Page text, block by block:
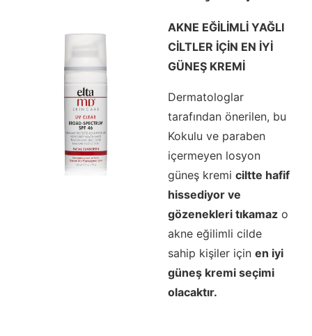
AKNE EĞİLİMLİ YAĞLI
CİLTLER İÇİN EN İYİ
GÜNEŞ KREMİ
Dermatologlar
tarafından önerilen, bu
Kokulu ve paraben
içermeyen losyon
güneş kremi ciltte hafif
hissediyor ve
gözenekleri tıkamazo
akne eğilimli cilde
sahip kişiler için en iyi
güneş kremi seçimi
olacaktır.